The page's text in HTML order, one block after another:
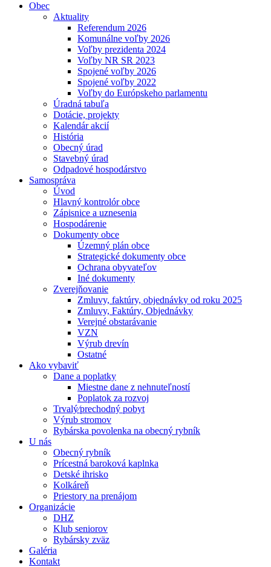
Obec
Aktuality
Referendum 2026
Komunálne voľby 2026
Voľby prezidenta 2024
Voľby NR SR 2023
Spojené voľby 2026
Spojené voľby 2022
Voľby do Európskeho parlamentu
Úradná tabuľa
Dotácie, projekty
Kalendár akcií
História
Obecný úrad
Stavebný úrad
Odpadové hospodárstvo
Samospráva
Úvod
Hlavný kontrolór obce
Zápisnice a uznesenia
Hospodárenie
Dokumenty obce
Územný plán obce
Strategické dokumenty obce
Ochrana obyvateľov
Iné dokumenty
Zverejňovanie
Zmluvy, faktúry, objednávky od roku 2025
Zmluvy, Faktúry, Objednávky
Verejné obstarávanie
VZN
Výrub drevín
Ostatné
Ako vybaviť
Dane a poplatky
Miestne dane z nehnuteľností
Poplatok za rozvoj
Trvalý⁄prechodný pobyt
Výrub stromov
Rybárska povolenka na obecný rybník
U nás
Obecný rybník
Prícestná baroková kaplnka
Detské ihrisko
Kolkáreň
Priestory na prenájom
Organizácie
DHZ
Klub seniorov
Rybársky zväz
Galéria
Kontakt